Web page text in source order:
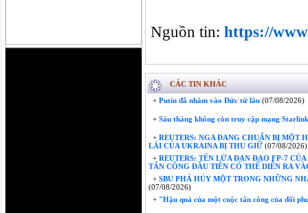
Nguồn tin: https://
CÁC TIN KHÁC
+ Putin đã nhắm vào Đức từ lâu (07/08/2026)
+ Sáu tháng không còn truy cập mạng
+ REUTERS: NGA ĐANG CHUẨN BỊ MỘT
LÁI CỦA UKRAINA BỊ THU GIỮ (07/08/2026)
+ REUTERS: TÊN LỬA ĐẠN ĐẠO FP-7
TẤN CÔNG ĐẦU TIÊN CÓ THỂ DIỄN RA
+ SBU PHÁ HỦY MỘT TRONG NHỮNG
(07/08/2026)
+ "Hậu quả của một cuộc tấn công của đối